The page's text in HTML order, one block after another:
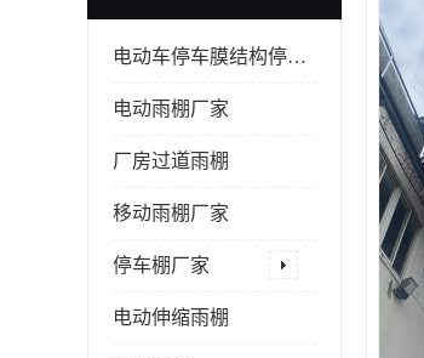
电动车停车膜结构停车棚
电动雨棚厂家
厂房过道雨棚
移动雨棚厂家
停车棚厂家
电动伸缩雨棚